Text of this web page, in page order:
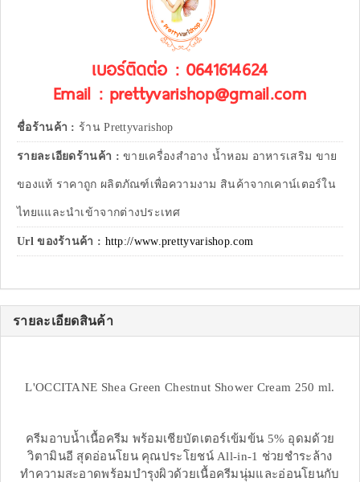
เบอร์ติดต่อ : 0641614624
Email : prettyvarishop@gmail.com
ชื่อร้านค้า : ร้าน Prettyvarishop
รายละเอียดร้านค้า :ขายเครื่องสำอาง น้ำหอม อาหารเสริม ขาย
ของแท้ ราคาถูก ผลิตภัณฑ์เพื่อความงาม สินค้าจากเคาน์เตอร์ใน
ไทยแและนำเข้าจากต่างประเทศ
Url ของร้านค้า : http://www.prettyvarishop.com
รายละเอียดสินค้า
L'OCCITANE Shea Green Chestnut Shower Cream 250 ml.
ครีมอาบน้ำเนื้อครีม พร้อมเชียบัตเตอร์เข้มข้น 5% อุดมด้วย
วิตามินอี สุดอ่อนโยน คุณประโยชน์ All-in-1 ช่วยชำระล้าง
ทำความสะอาดพร้อมบำรุงผิวด้วยเนื้อครีมนุ่มและอ่อนโยนกับ